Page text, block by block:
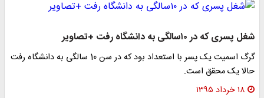
شغل پسری که در ۱۰سالگی به دانشگاه رفت +تصاویر
گرگ اسمیت یک پسر با استعداد بود که در سن 10 سالگی به دانشگاه رفت
حالا یک محقق است.
۱۸ خرداد ۱۳۹۵